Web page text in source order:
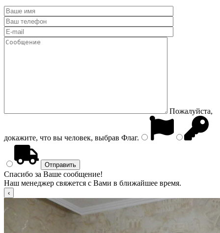
Пожалуйста,
докажите, что вы человек, выбрав Флаг.
Спасибо за Ваше сообщение!
Наш менеджер свяжется с Вами в ближайшее время.